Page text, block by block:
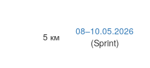
5 км
08–10.05.2026
(Sprint)